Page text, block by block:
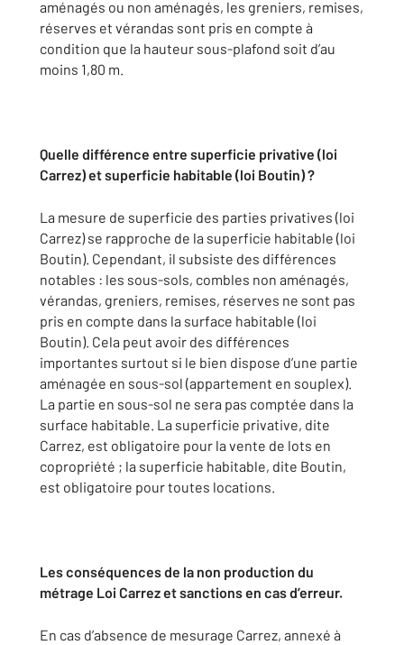
aménagés ou non aménagés, les greniers, remises,
réserves et vérandas sont pris en compte à
condition que la hauteur sous-plafond soit d’au
moins 1,80 m.
Quelle différence entre superficie privative (loi
Carrez) et superficie habitable (loi Boutin) ?
La mesure de superficie des parties privatives (loi
Carrez) se rapproche de la superficie habitable (loi
Boutin). Cependant, il subsiste des différences
notables : les sous-sols, combles non aménagés,
vérandas, greniers, remises, réserves ne sont pas
pris en compte dans la surface habitable (loi
Boutin). Cela peut avoir des différences
importantes surtout si le bien dispose d’une partie
aménagée en sous-sol (appartement en souplex).
La partie en sous-sol ne sera pas comptée dans la
surface habitable. La superficie privative, dite
Carrez, est obligatoire pour la vente de lots en
copropriété ; la superficie habitable, dite Boutin,
est obligatoire pour toutes locations.
Les conséquences de la non production du
métrage Loi Carrez et sanctions en cas d’erreur.
En cas d’absence de mesurage Carrez, annexé à